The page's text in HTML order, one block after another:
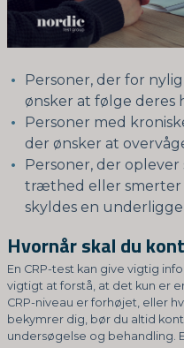
Personer, der for
ønsker at følge deres
Personer med
der ønsker at
Personer, der
træthed eller smerter
skyldes en
Hvornår skal du
En CRP-test kan give vigtig
vigtigt at forstå, at det kun er
CRP-niveau er forhøjet, eller
bekymrer dig, bør du altid
undersøgelse og behandling.